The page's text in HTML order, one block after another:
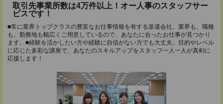
取引先事業所数は4万件以上！オー人事のスタッフサー
ビスです！
■常に業界トップクラスの豊富なお仕事情報を有する派遣会社。業界も、職種
も、勤務地も幅広くご用意しているので、あなたに合ったお仕事が見つかり
ます。■経験を活かしたい方や経験に自信がない方でも大丈夫。目的やレベル
に応じた多彩な講座で、あなたのスキルアップをスタッフ一人一人が真剣に
応援します！